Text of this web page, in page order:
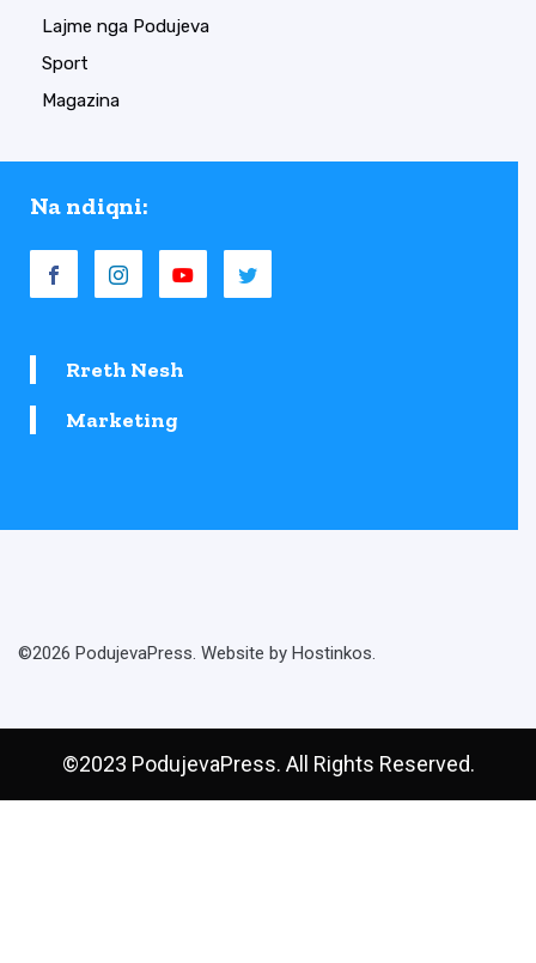
Lajme nga Podujeva
Sport
Magazina
Na ndiqni:
Rreth Nesh
Marketing
©2026 PodujevaPress. Website by Hostinkos.
©2023 PodujevaPress. All Rights Reserved.